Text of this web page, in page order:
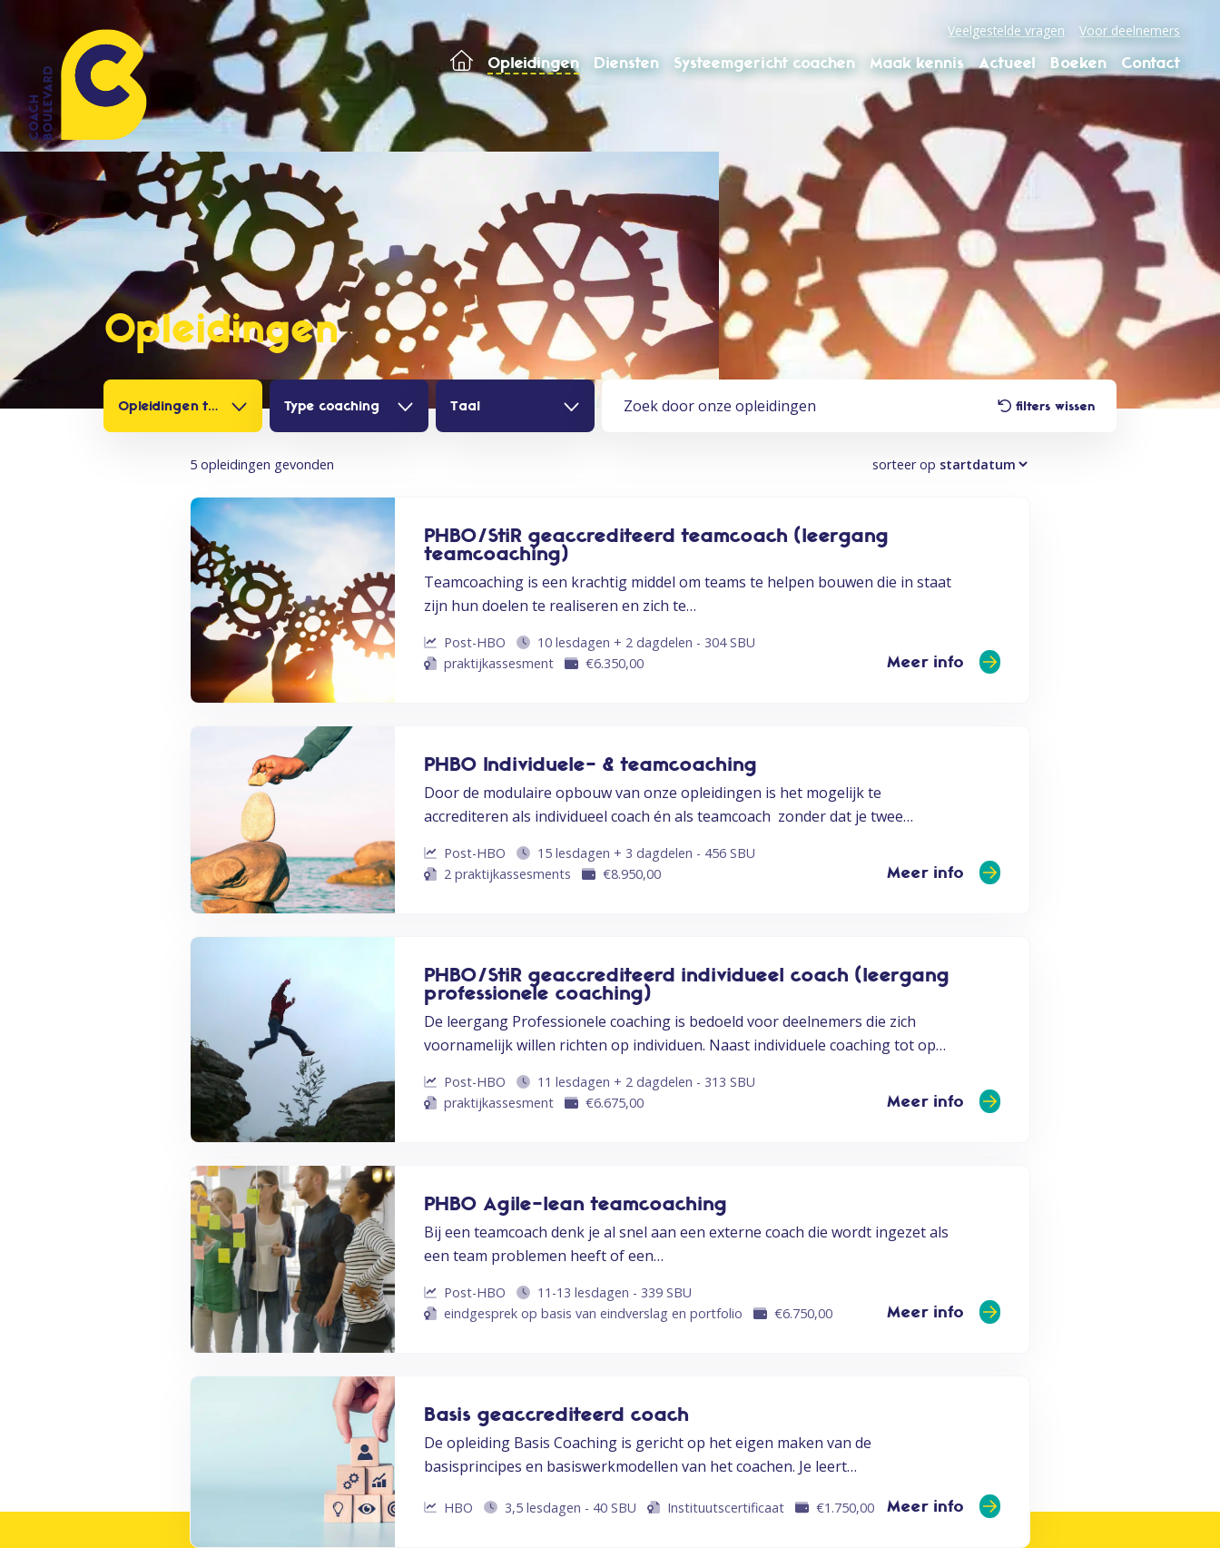
Veelgestelde vragen Voor deelnemers
Opleidingen Diensten Systeemgericht coachen Maak kennis Actueel Boeken Contact
Opleidingen
Opleidingen tot geaccrediteerd coach
Type coaching Taal filters wissen
5 opleidingen gevonden sorteer op
PHBO/StiR geaccrediteerd teamcoach (leergang
teamcoaching)
Teamcoaching is een krachtig middel om teams te helpen bouwen die in staat
zijn hun doelen te realiseren en zich te…
Post-HBO
10 lesdagen + 2 dagdelen - 304 SBU
praktijkassesment
€6.350,00 Meer info
PHBO Individuele- & teamcoaching
Door de modulaire opbouw van onze opleidingen is het mogelijk te
accrediteren als individueel coach én als teamcoach zonder dat je twee…
Post-HBO
15 lesdagen + 3 dagdelen - 456 SBU
2 praktijkassesments
€8.950,00 Meer info
PHBO/StiR geaccrediteerd individueel coach (leergang
professionele coaching)
De leergang Professionele coaching is bedoeld voor deelnemers die zich
voornamelijk willen richten op individuen. Naast individuele coaching tot op…
Post-HBO
11 lesdagen + 2 dagdelen - 313 SBU
praktijkassesment
€6.675,00 Meer info
PHBO Agile-lean teamcoaching
Bij een teamcoach denk je al snel aan een externe coach die wordt ingezet als
een team problemen heeft of een…
Post-HBO
11-13 lesdagen - 339 SBU
eindgesprek op basis van eindverslag en portfolio
€6.750,00 Meer info
Basis geaccrediteerd coach
De opleiding Basis Coaching is gericht op het eigen maken van de
basisprincipes en basiswerkmodellen van het coachen. Je leert…
HBO 3,5 lesdagen - 40 SBU Instituutscertificaat €1.750,00 Meer info